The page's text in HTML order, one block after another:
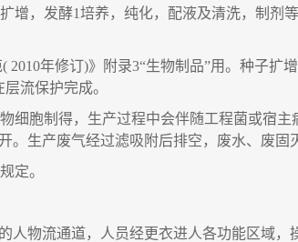
增，发酵1培养 ， 纯化， 配液及清洗，制剂
( 2010年修订)》附录3“生物制品”用。种子扩
流保护完成。
细胞制得，生产过程中会伴随工程菌或宿主
生产废气经过滤吸附后排空，废水、废固
定。
人物流通道，人员经更衣进人各功能区域，